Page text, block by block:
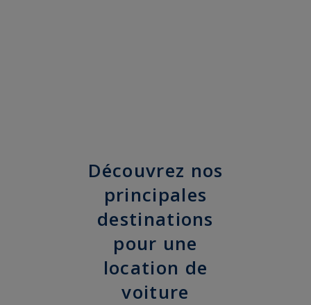
Découvrez nos
principales
destinations
pour une
location de
voiture